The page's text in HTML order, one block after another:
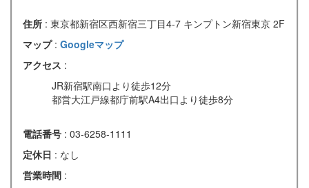
住所 : 東京都新宿区西新宿三丁目4-7 キンプトン新宿東京 2F
マップ : Googleマップ
アクセス :
JR新宿駅南口より徒歩12分
都営大江戸線都庁前駅A4出口より徒歩8分
電話番号 : 03-6258-1111
定休日 : なし
営業時間 :